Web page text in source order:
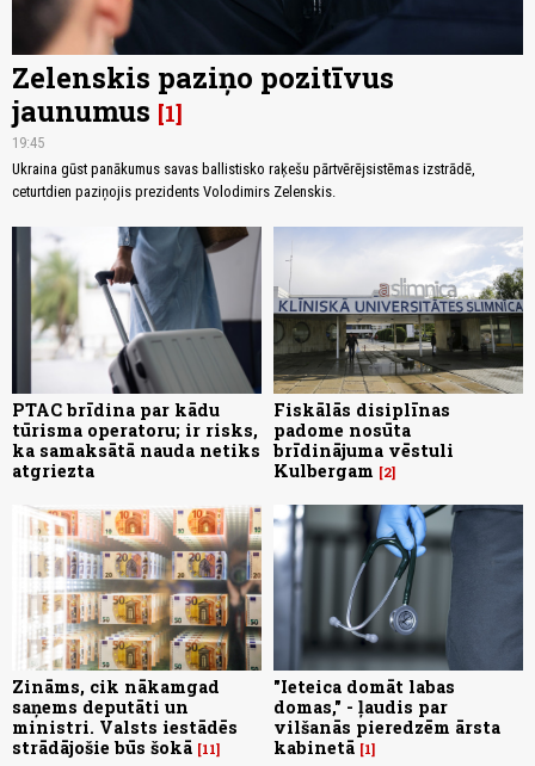
Zelenskis paziņo pozitīvus
jaunumus 1
19:45
Ukraina gūst panākumus savas ballistisko raķešu pārtvērējsistēmas izstrādē,
ceturtdien paziņojis prezidents Volodimirs Zelenskis.
PTAC brīdina par kādu
tūrisma operatoru; ir risks,
ka samaksātā nauda netiks
atgriezta
Fiskālās disiplīnas
padome nosūta
brīdinājuma vēstuli
Kulbergam
2
Zināms, cik nākamgad
saņems deputāti un
ministri. Valsts iestādēs
strādājošie būs šokā 11
"Ieteica domāt labas
domas," - ļaudis par
vilšanās pieredzēm ārsta
kabinetā 1